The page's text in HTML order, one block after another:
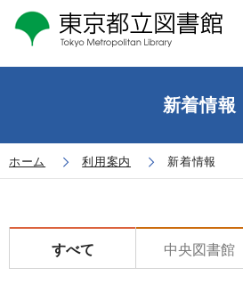
新着情報
ホーム 利用案内 新着情報
すべて 中央図書館